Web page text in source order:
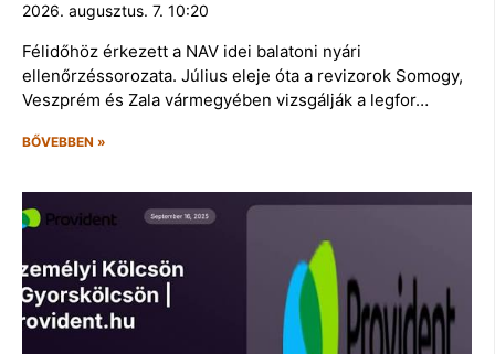
2026. augusztus. 7. 10:20
Félidőhöz érkezett a NAV idei balatoni nyári
ellenőrzéssorozata. Július eleje óta a revizorok Somogy,
Veszprém és Zala vármegyében vizsgálják a legfor…
BŐVEBBEN »